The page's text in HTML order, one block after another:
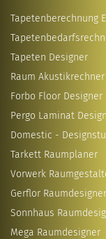
Tapetenberechnung
Tapeten Designer
Raum Akustikrechner
Forbo Floor Designer
Pergo Laminat
Domestic -
Tarkett Raumplaner
Vorwerk
Gerflor Raumdesigner
Sonnhaus
Mega Raumdesigner